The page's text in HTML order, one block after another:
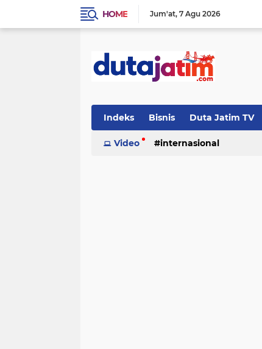
HOME Jum'at 7 Agu 2026
Indeks Bisnis Duta Jatim TV
Video internasional